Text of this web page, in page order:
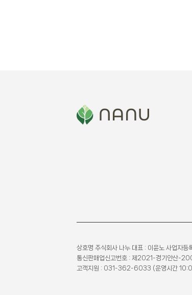
상호명 주식회사 나누 대표 : 이윤노 사업
통신판매업신고번호 : 제2021-경기안산-
고객지원 : 031-362-6033 (운영시간